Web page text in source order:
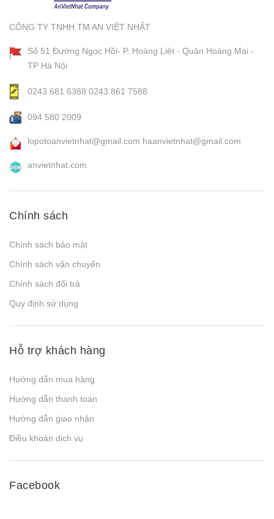
CÔNG TY TNHH TM AN VIỆT NHẬT
Số 51 Đường Ngọc Hồi- P. Hoàng Liệt - Quận Hoàng Mai -
TP Hà Nội
0243.681 6388 0243.861 7588
094 580 2009
lopotoanvietnhat@gmail.com haanvietnhat@gmail.com
anvietnhat.com
Chính sách
Chính sách bảo mật
Chính sách vận chuyển
Chính sách đổi trả
Quy định sử dụng
Hỗ trợ khách hàng
Hướng dẫn mua hàng
Hướng dẫn thanh toán
Hướng dẫn giao nhận
Điều khoản dịch vụ
Facebook